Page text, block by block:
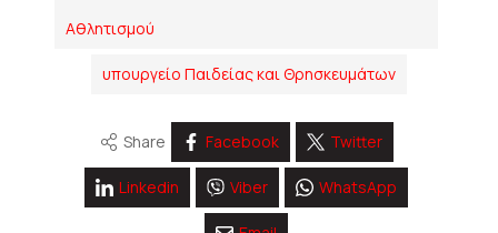
Αθλητισμού
υπουργείο Παιδείας και Θρησκευμάτων
Share Facebook Twitter
Linkedin Viber WhatsApp